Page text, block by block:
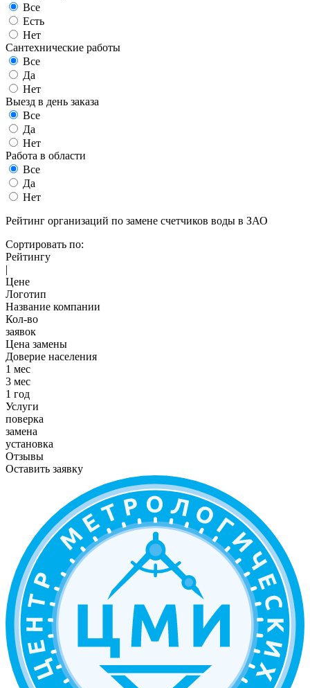
Все
Есть
Нет
Сантехнические работы
Все
Да
Нет
Выезд в день заказа
Все
Да
Нет
Работа в области
Все
Да
Нет
Рейтинг организаций по замене счетчиков воды в ЗАО
Сортировать по:
Рейтингу
|
Цене
Логотип
Название компании
Кол-во
заявок
Цена замены
Доверие населения
1 мес
3 мес
1 год
Услуги
поверка
замена
установка
Отзывы
Оставить заявку